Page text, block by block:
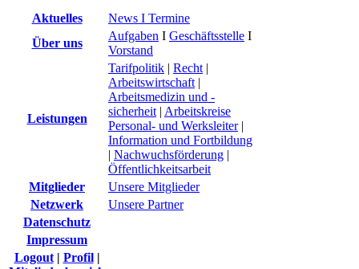
Aktuelles
News I Termine
Über uns
Aufgaben I Geschäftsstelle I
Vorstand
Leistungen
Tarifpolitik | Recht |
Arbeitswirtschaft |
Arbeitsmedizin und -
sicherheit | Arbeitskreise
Personal- und Werksleiter|
Information und Fortbildung
| Nachwuchsförderung |
Öffentlichkeitsarbeit
Mitglieder
Unsere Mitglieder
Netzwerk
Unsere Partner
Datenschutz
Impressum
Logout| Profil|